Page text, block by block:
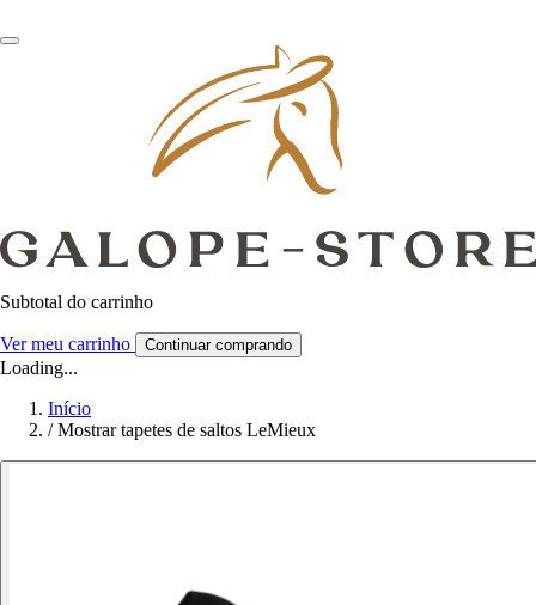
Subtotal do carrinho
Ver meu carrinho Continuar comprando
Loading...
Início
/ Mostrar tapetes de saltos LeMieux